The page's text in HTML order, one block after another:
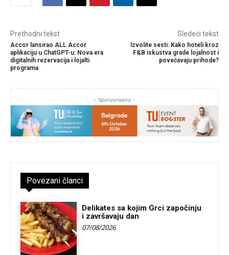
Prethodni tekst
Accor lansirao ALL Accor
aplikaciju u ChatGPT-u: Nova era
digitalnih rezervacija i lojalti
programa
Sledeći tekst
Izvolite sesti: Kako hoteli kroz
F&B iskustva grade lojalnost i
povećavaju prihode?
- Sponzorisano -
Povezani članci
Delikates sa kojim Grci započinju
i završavaju dan
07/08/2026